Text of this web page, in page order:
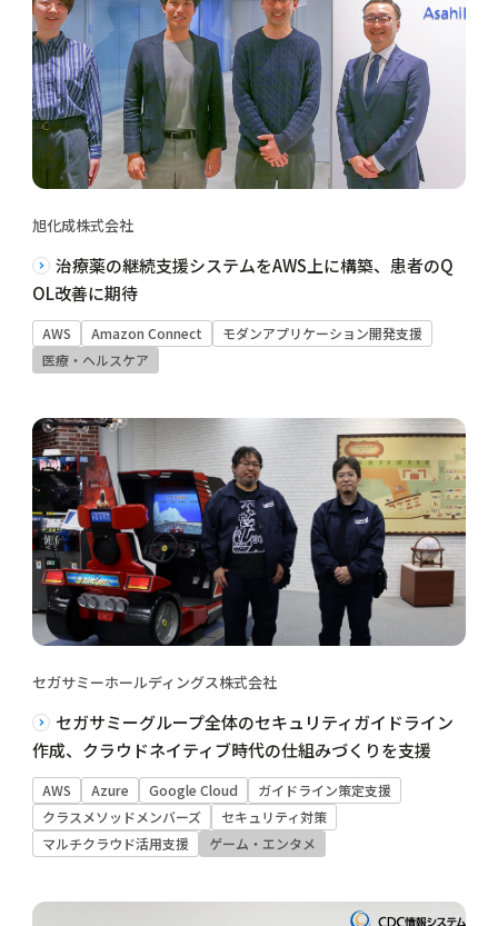
旭化成株式会社
治療薬の継続支援システムをAWS上に構築、患者のQ
OL改善に期待
AWS Amazon Connect
モダンアプリケーション開発支援
医療・ヘルスケア
セガサミーホールディングス株式会社
セガサミーグループ全体のセキュリティガイドライン
作成、クラウドネイティブ時代の仕組みづくりを支援
AWS Azure Google Cloud
ガイドライン策定支援
クラスメソッドメンバーズ
セキュリティ対策
マルチクラウド活用支援
ゲーム・エンタメ